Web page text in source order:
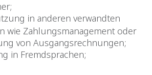
in anderen verwandten
wie Zahlungsmanagement oder
von Ausgangsrechnungen;
in Fremdsprachen;